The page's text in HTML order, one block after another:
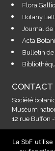
Flora
Botany
Journal de
Acta
Bulletin de
CONTACT
Société
Muséum
12 rue Buffon
Contactez-
La SbF